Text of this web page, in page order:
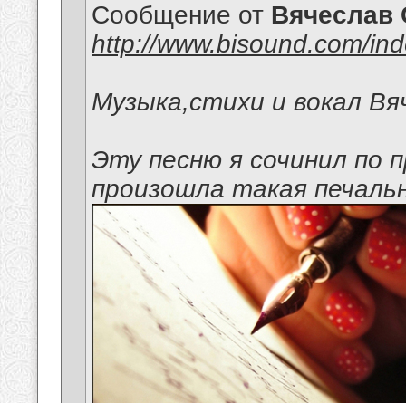
Сообщение от Вячеслав
http://www.bisound.com/
Музыка,стихи и вокал
Эту песню я сочинил по
произошла такая